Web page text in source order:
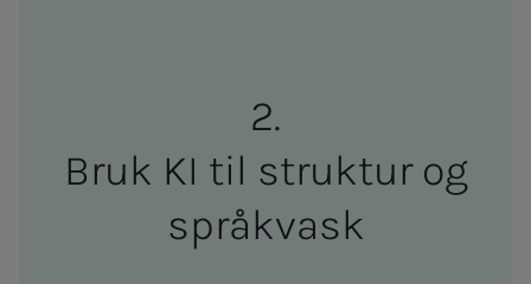
Bruk KI til struk­­­tur og
språk­­­vask